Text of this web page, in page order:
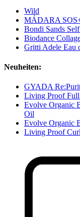
Wild
MÁDARA
Bondi Sands
Biodance
Gritti Adele Eau
Neuheiten:
GYADA
Living Proof
Evolve Organic
Oil
Evolve Organic
Living Proof